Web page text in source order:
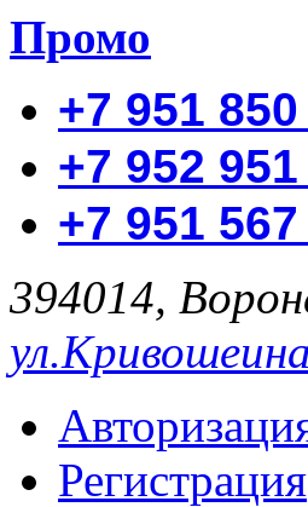
Промо
+7 951
+7 952
+7 951
394014,
Регистрация